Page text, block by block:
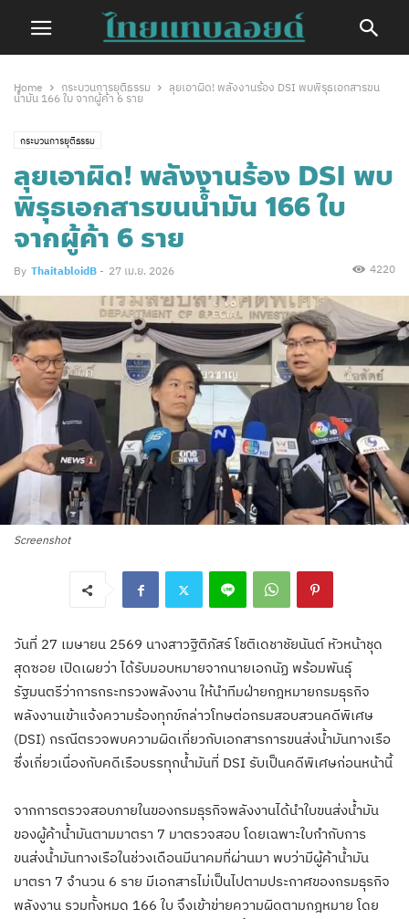
Home กระบวนการยุติธรรม
ลุยเอาผิด! พลังงานร้อง DSI พบพิรุธเอกสารขน
น้ำมัน 166 ใบ จากผู้ค้า 6 ราย
กระบวนการยุติธรรม
ลุยเอาผิด! พลังงานร้อง DSI พบ
พิรุธเอกสารขนน้ำมัน 166 ใบ
จากผู้ค้า 6 ราย
By ThaitabloidB - 27 เม.ย. 2026 4220
Screenshot
วันที่ 27 เมษายน 2569 นางสาวฐิติภัสร์ โชติเดชาชัยนันต์ หัวหน้าชุด
สุดซอย เปิดเผยว่า ได้รับมอบหมายจากนายเอกนัฏ พร้อมพันธุ์
รัฐมนตรีว่าการกระทรวงพลังงาน ให้นำทีมฝ่ายกฎหมายกรมธุรกิจ
พลังงานเข้าแจ้งความร้องทุกข์กล่าวโทษต่อกรมสอบสวนคดีพิเศษ
(DSI) กรณีตรวจพบความผิดเกี่ยวกับเอกสารการขนส่งน้ำมันทางเรือ
ซึ่งเกี่ยวเนื่องกับคดีเรือบรรทุกน้ำมันที่ DSI รับเป็นคดีพิเศษก่อนหน้านี้
จากการตรวจสอบภายในของกรมธุรกิจพลังงานได้นำใบขนส่งน้ำมัน
ของผู้ค้าน้ำมันตามมาตรา 7 มาตรวจสอบ โดยเฉพาะใบกำกับการ
ขนส่งน้ำมันทางเรือในช่วงเดือนมีนาคมที่ผ่านมา พบว่ามีผู้ค้าน้ำมัน
มาตรา 7 จำนวน 6 ราย มีเอกสารไม่เป็นไปตามประกาศของกรมธุรกิจ
พลังงาน รวมทั้งหมด 166 ใบ จึงเข้าข่ายความผิดตามกฎหมาย โดย